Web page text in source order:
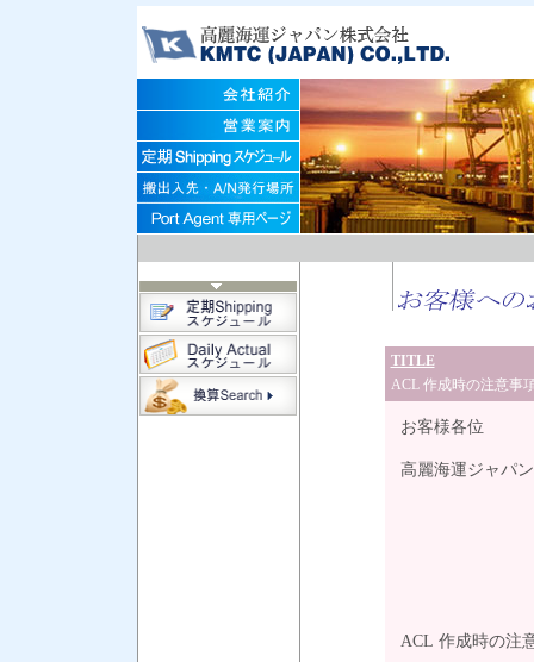
TITLE
ACL 作成時の注意事
お客様各位
高麗海運ジャパ
ACL 作成時の注